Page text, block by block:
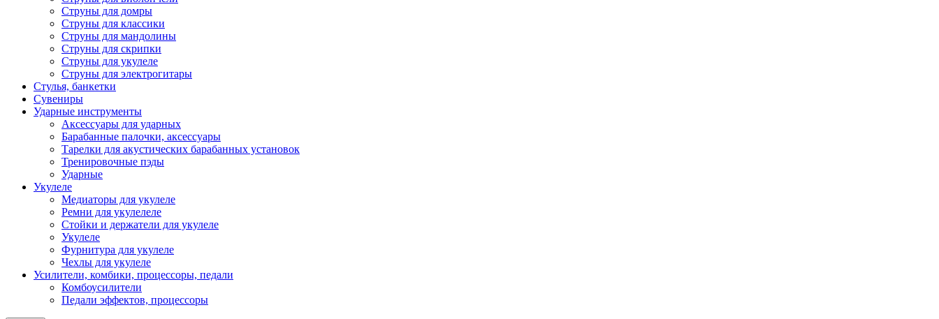
Струны для домры
Струны для классики
Струны для мандолины
Струны для скрипки
Струны для укулеле
Струны для электрогитары
Стулья, банкетки
Сувениры
Ударные инструменты
Аксессуары для ударных
Барабанные палочки, аксессуары
Тарелки для акустических барабанных установок
Тренировочные пэды
Ударные
Укулеле
Медиаторы для укулеле
Ремни для укулелеле
Стойки и держатели для укулеле
Укулеле
Фурнитура для укулеле
Чехлы для укулеле
Усилители, комбики, процессоры, педали
Комбоусилители
Педали эффектов, процессоры